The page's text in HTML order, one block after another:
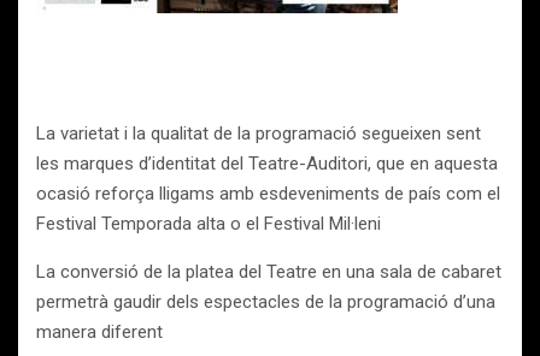
La varietat i la qualitat de la programació segueixen sent
les marques d’identitat del Teatre-Auditori, que en aquesta
ocasió reforça lligams amb esdeveniments de país com el
Festival Temporada alta o el Festival Mil·leni
La conversió de la platea del Teatre en una sala de cabaret
permetrà gaudir dels espectacles de la programació d’una
manera diferent